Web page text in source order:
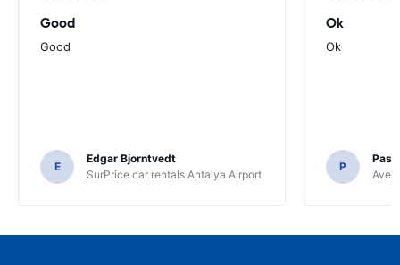
Good
Good
E
Edgar Bjorntvedt
SurPrice car rentals Antalya Airport
Ok
Ok
P
Avec